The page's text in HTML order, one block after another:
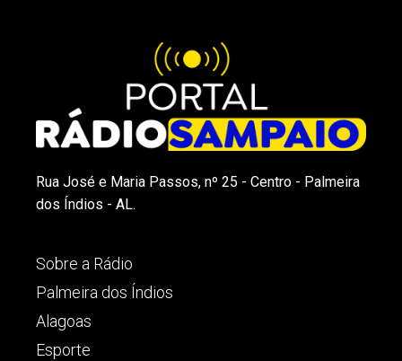
Rua José e Maria Passos, nº 25 - Centro - Palmeira
dos Índios - AL.
Sobre a Rádio
Palmeira dos Índios
Alagoas
Esporte